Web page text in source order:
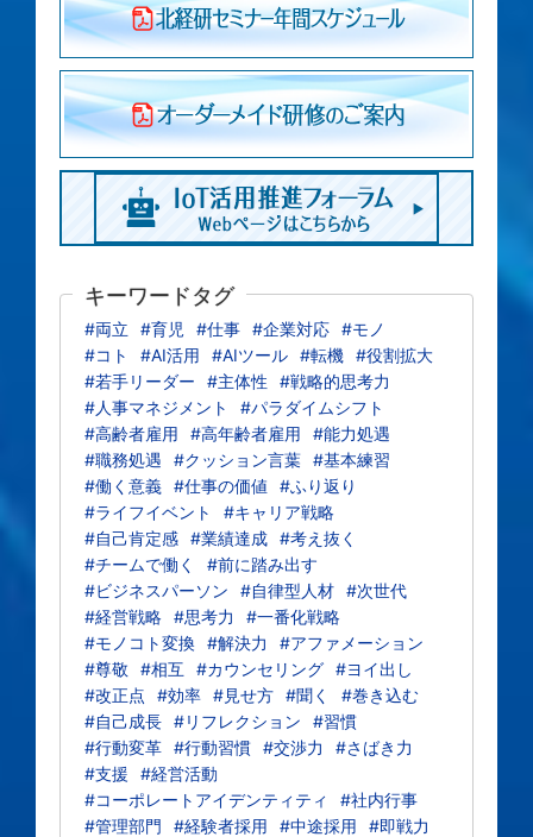
キーワードタグ
#両立 #育児 #仕事 #企業対応 #モノ
#コト
#AI活用 #AIツール #転機 #役割拡大
#若手リーダー
#主体性
#戦略的思考力
#人事マネジメント
#パラダイムシフト
#高齢者雇用
#高年齢者雇用
#能力処遇
#職務処遇
#クッション言葉 #基本練習
#働く意義 #仕事の価値
#ふり返り
#ライフイベント
#キャリア戦略
#自己肯定感 #業績達成 #考え抜く
#チームで働く
#前に踏み出す
#ビジネスパーソン
#自律型人材 #次世代
#経営戦略 #思考力
#一番化戦略
#モノコト変換 #解決力
#アファメーション
#尊敬
#相互 #カウンセリング #ヨイ出し
#改正点
#効率 #見せ方 #聞く
#巻き込む
#自己成長 #リフレクション
#習慣
#行動変革 #行動習慣 #交渉力
#さばき力
#支援
#経営活動
#コーポレートアイデンティティ
#社内行事
#管理部門
#経験者採用 #中途採用
#即戦力